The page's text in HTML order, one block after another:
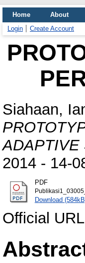
Home About
Login
Create Account
Siahaan,
ADAPTIVE
2014 - 14-
PDF
Download
Official